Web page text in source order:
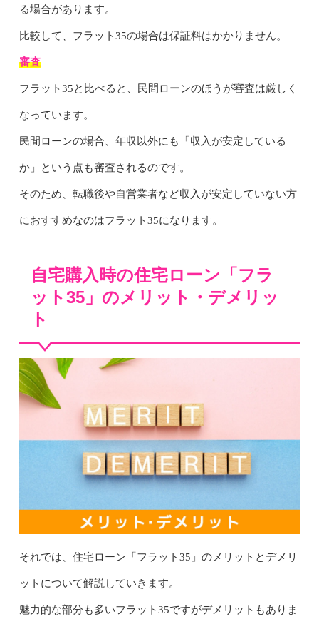
る場合があります。
比較して、フラット35の場合は保証料はかかりません。
審査
フラット35と比べると、民間ローンのほうが審査は厳しく
なっています。
民間ローンの場合、年収以外にも「収入が安定している
か」という点も審査されるのです。
そのため、転職後や自営業者など収入が安定していない方
におすすめなのはフラット35になります。
自宅購入時の住宅ローン「フラ
ット35」のメリット・デメリッ
ト
それでは、住宅ローン「フラット35」のメリットとデメリ
ットについて解説していきます。
魅力的な部分も多いフラット35ですがデメリットもありま